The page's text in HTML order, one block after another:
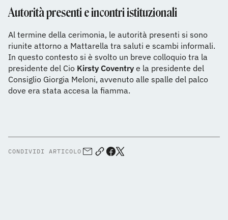
Autorità presenti e incontri istituzionali
Al termine della cerimonia, le autorità presenti si sono
riunite attorno a Mattarella tra saluti e scambi informali.
In questo contesto si è svolto un breve colloquio tra la
presidente del Cio Kirsty Coventry e la presidente del
Consiglio Giorgia Meloni, avvenuto alle spalle del palco
dove era stata accesa la fiamma.
CONDIVIDI ARTICOLO